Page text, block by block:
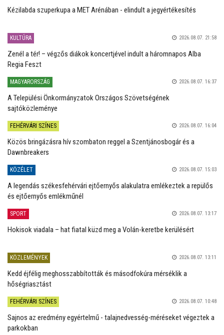
Kézilabda szuperkupa a MET Arénában - elindult a jegyértékesítés
KULTÚRA 2026.08.07. 21:58
Zenél a tér! – végzős diákok koncertjével indult a háromnapos Alba
Regia Feszt
MAGYARORSZÁG 2026.08.07. 16:37
A Települési Önkormányzatok Országos Szövetségének
sajtóközleménye
FEHÉRVÁRI SZÍNES 2026.08.07. 16:04
Közös bringázásra hív szombaton reggel a Szentjánosbogár és a
Dawnbreakers
KÖZÉLET 2026.08.07. 15:03
A legendás székesfehérvári ejtőernyős alakulatra emlékeztek a repülős
és ejtőernyős emlékműnél
SPORT 2026.08.07. 13:17
Hokisok viadala – hat fiatal küzd meg a Volán-keretbe kerülésért
KÖZLEMÉNYEK 2026.08.07. 13:11
Kedd éjfélig meghosszabbították és másodfokúra mérséklik a
hőségriasztást
FEHÉRVÁRI SZÍNES 2026.08.07. 10:48
Sajnos az eredmény egyértelmű - talajnedvesség-méréseket végeztek a
parkokban